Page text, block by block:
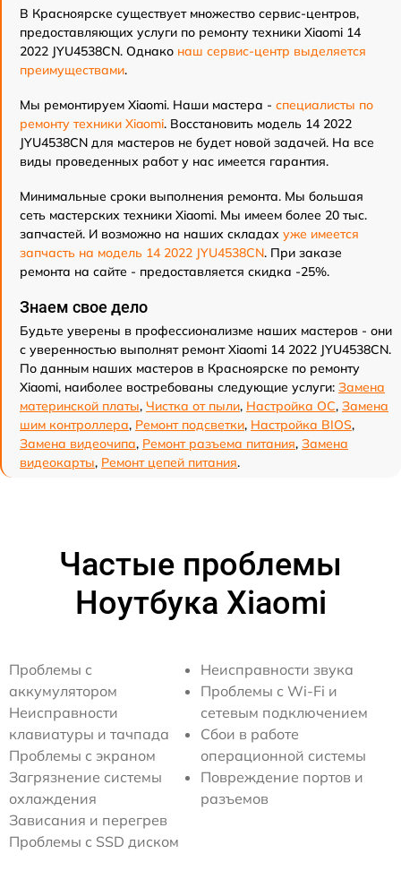
В Красноярске существует множество сервис-центров,
предоставляющих услуги по ремонту техники Xiaomi 14
2022 JYU4538CN. Однако наш сервис-центр выделяется
преимуществами.
Мы ремонтируем Xiaomi. Наши мастера - специалисты по
ремонту техники Xiaomi. Восстановить модель 14 2022
JYU4538CN для мастеров не будет новой задачей. На все
виды проведенных работ у нас имеется гарантия.
Минимальные сроки выполнения ремонта. Мы большая
сеть мастерских техники Xiaomi. Мы имеем более 20 тыс.
запчастей. И возможно на наших складах уже имеется
запчасть на модель 14 2022 JYU4538CN. При заказе
ремонта на сайте - предоставляется скидка -25%.
Знаем свое дело
Будьте уверены в профессионализме наших мастеров - они
с уверенностью выполнят ремонт Xiaomi 14 2022 JYU4538CN.
По данным наших мастеров в Красноярске по ремонту
Xiaomi, наиболее востребованы следующие услуги: Замена
материнской платы, Чистка от пыли, Настройка ОС, Замена
шим контроллера, Ремонт подсветки, Настройка BIOS,
Замена видеочипа, Ремонт разъема питания, Замена
видеокарты, Ремонт цепей питания.
Частые проблемы
Ноутбука Xiaomi
Проблемы с
аккумулятором
Неисправности
клавиатуры и тачпада
Проблемы с экраном
Загрязнение системы
охлаждения
Неисправности звука
Проблемы с Wi-Fi и
сетевым подключением
Сбои в работе
операционной системы
Повреждение портов и
разъемов
Зависания и перегрев
Проблемы с SSD диском